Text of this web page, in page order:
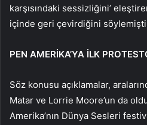
karşısındaki sessizliğini’
içinde geri çevirdiğini
PEN AMERİKA’YA İLK
Söz konusu açıklamalar,
Matar ve Lorrie Moore’un da
Amerika’nın Dünya Sesleri